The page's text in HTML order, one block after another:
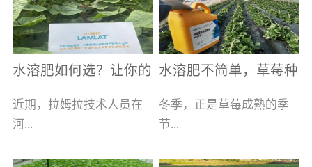
水溶肥如何选？让你的
老棚土好产量高
近期，拉姆拉技术人员在
河...
水溶肥不简单，草莓种
植户指名要使用
冬季，正是草莓成熟的季
节...